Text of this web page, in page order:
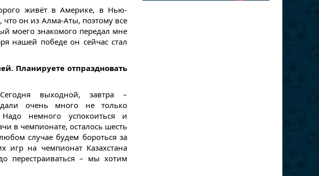
живёт в Америке, в Нью-
он из Алма-Аты, поэтому все
моего знакомого передал мне
нашей победе он сейчас стал
Планируете отпраздновать
выходной, завтра –
очень много не только
немного успокоиться и
в чемпионате, осталось шесть
случае будем бороться за
игр на чемпионат Казахстана
– мы хотим